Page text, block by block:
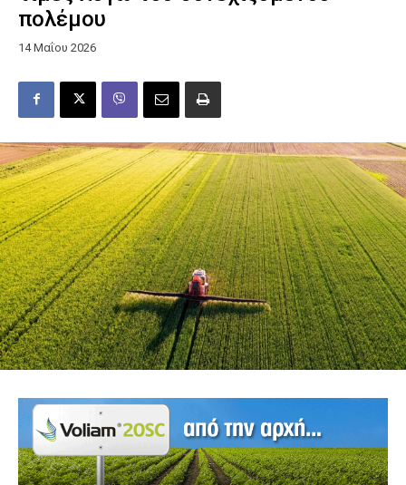
πολέμου
14 Μαΐου 2026